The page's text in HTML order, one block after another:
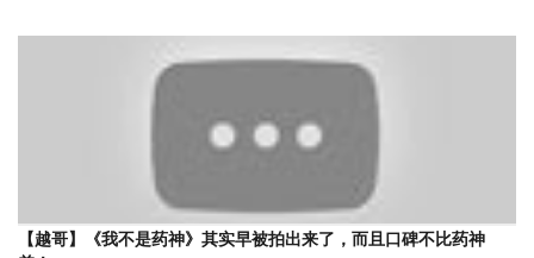
【越哥】《我不是药神》其实早被拍出来了，而且口碑不比药神